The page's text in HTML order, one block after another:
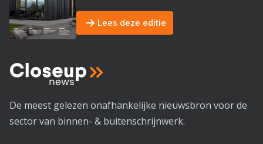
Lees deze editie
De meest gelezen onafhankelijke nieuwsbron voor de
sector van binnen- & buitenschrijnwerk.